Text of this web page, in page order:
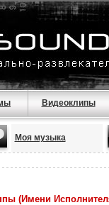
Видеоклипы
Моя музыка
(Имени